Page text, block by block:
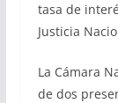
tasa de
Justicia
La Cámara
de dos